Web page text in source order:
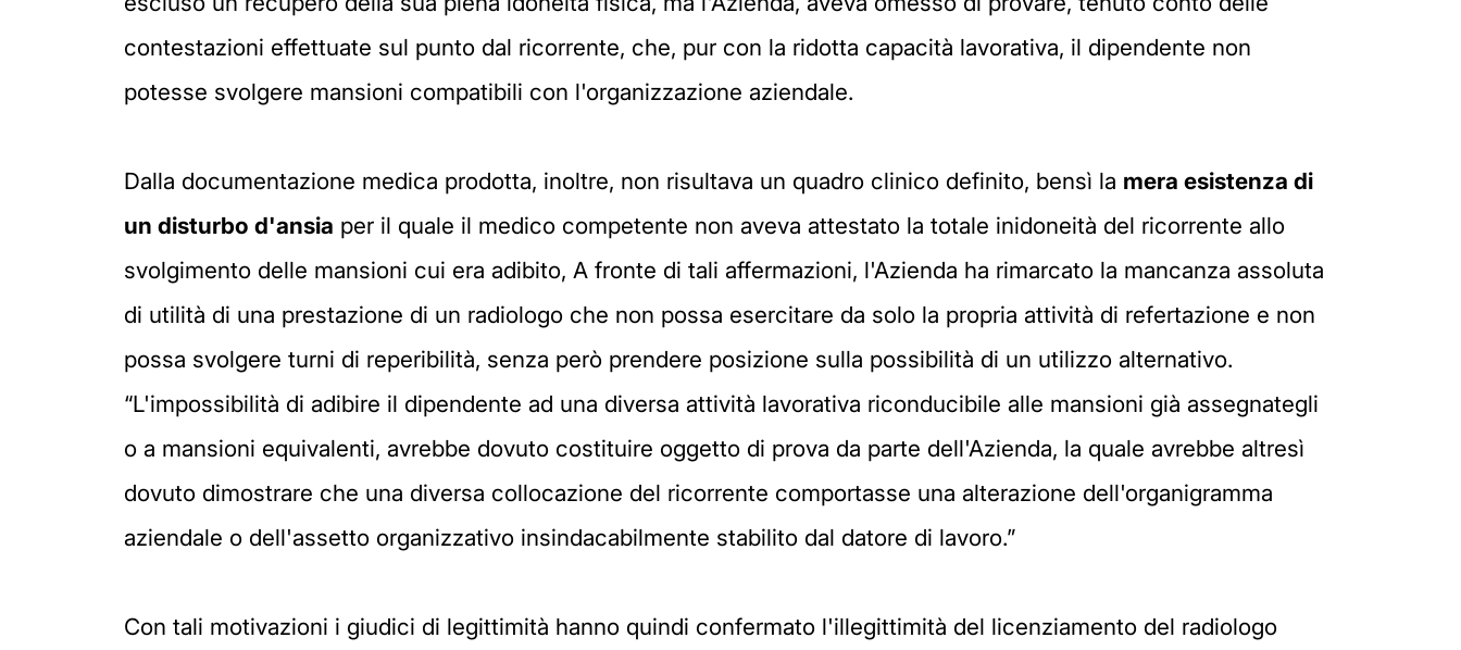
contestazioni effettuate sul punto dal ricorrente, che, pur con la ridotta capacità lavorativa, il dipendente non
potesse svolgere mansioni compatibili con l'organizzazione aziendale.
Dalla documentazione medica prodotta, inoltre, non risultava un quadro clinico definito, bensì la mera esistenza di
un disturbo d'ansia per il quale il medico competente non aveva attestato la totale inidoneità del ricorrente allo
svolgimento delle mansioni cui era adibito, A fronte di tali affermazioni, l'Azienda ha rimarcato la mancanza assoluta
di utilità di una prestazione di un radiologo che non possa esercitare da solo la propria attività di refertazione e non
possa svolgere turni di reperibilità, senza però prendere posizione sulla possibilità di un utilizzo alternativo.
“L'impossibilità di adibire il dipendente ad una diversa attività lavorativa riconducibile alle mansioni già assegnategli
o a mansioni equivalenti, avrebbe dovuto costituire oggetto di prova da parte dell'Azienda, la quale avrebbe altresì
dovuto dimostrare che una diversa collocazione del ricorrente comportasse una alterazione dell'organigramma
aziendale o dell'assetto organizzativo insindacabilmente stabilito dal datore di lavoro.”
Con tali motivazioni i giudici di legittimità hanno quindi confermato l'illegittimità del licenziamento del radiologo